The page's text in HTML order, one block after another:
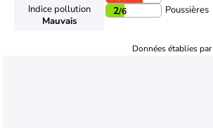
Indice pollution
Mauvais
2/6 Poussières
Données établies par